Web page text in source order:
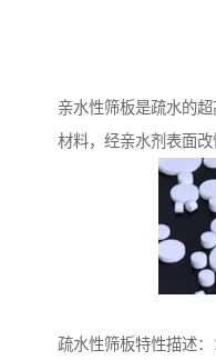
亲水性筛板是疏水的超
材料，经亲水剂表面改
疏水性筛板特性描述：